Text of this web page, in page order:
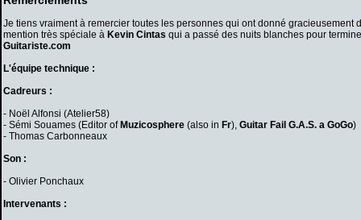
Je tiens vraiment à remercier toutes les personnes qui ont donné
mention très spéciale à Kevin Cintas qui a passé des nuits blanches pour
Guitariste.com
L'équipe technique :
Cadreurs :
- Noël Alfonsi (Atelier58)
- Sémi Souames (Editor of Muzicosphere (also in Fr), Guitar Fail G.A.S. a GoGo)
- Thomas Carbonneaux
Son :
- Olivier Ponchaux
Intervenants :